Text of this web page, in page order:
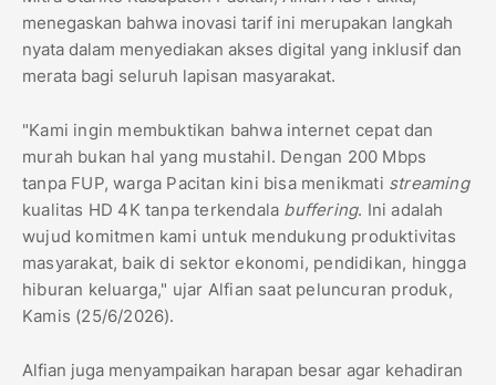
menegaskan bahwa inovasi tarif ini merupakan langkah
nyata dalam menyediakan akses digital yang inklusif dan
merata bagi seluruh lapisan masyarakat.
​"Kami ingin membuktikan bahwa internet cepat dan
murah bukan hal yang mustahil. Dengan 200 Mbps
tanpa FUP, warga Pacitan kini bisa menikmati streaming
kualitas HD 4K tanpa terkendala buffering. Ini adalah
wujud komitmen kami untuk mendukung produktivitas
masyarakat, baik di sektor ekonomi, pendidikan, hingga
hiburan keluarga," ujar Alfian saat peluncuran produk,
Kamis (25/6/2026).
​Alfian juga menyampaikan harapan besar agar kehadiran